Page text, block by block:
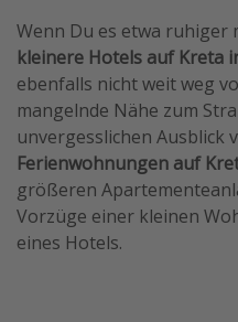
Wenn Du es etwa ruhiger
kleinere Hotels auf Kreta
ebenfalls nicht weit weg
mangelnde Nähe zum
unvergesslichen Ausblick
Ferienwohnungen auf
größeren
Vorzüge einer kleinen
eines Hotels.